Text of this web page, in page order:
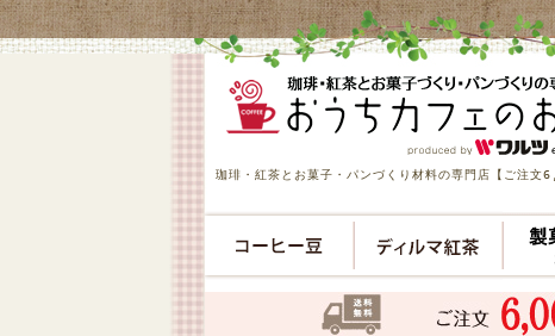
珈琲・紅茶とお菓子・パンづくり材料の専門店【ご注文